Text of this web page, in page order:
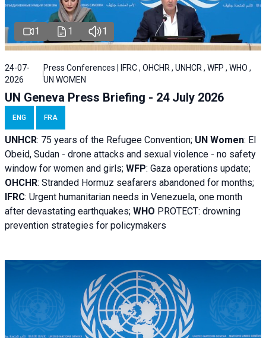
1 1 1
24-07-
2026
Press Conferences | IFRC , OHCHR , UNHCR , WFP , WHO ,
UN WOMEN
UN Geneva Press Briefing - 24 July 2026
ENG FRA
UNHCR: 75 years of the Refugee Convention; UN Women: El
Obeid, Sudan - drone attacks and sexual violence - no safety
window for women and girls; WFP: Gaza operations update;
OHCHR: Stranded Hormuz seafarers abandoned for months;
IFRC: Urgent humanitarian needs in Venezuela, one month
after devastating earthquakes; WHO PROTECT: drowning
prevention strategies for policymakers